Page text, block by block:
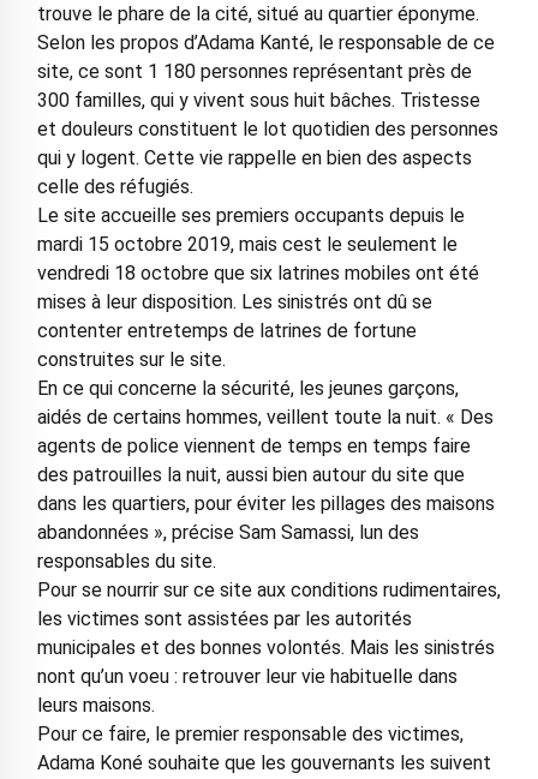
trouve le phare de la cité, situé au quartier éponyme.
Selon les propos d’Adama Kanté, le responsable de ce
site, ce sont 1 180 personnes représentant près de
300 familles, qui y vivent sous huit bâches. Tristesse
et douleurs constituent le lot quotidien des personnes
qui y logent. Cette vie rappelle en bien des aspects
celle des réfugiés.
Le site accueille ses premiers occupants depuis le
mardi 15 octobre 2019, mais cest le seulement le
vendredi 18 octobre que six latrines mobiles ont été
mises à leur disposition. Les sinistrés ont dû se
contenter entretemps de latrines de fortune
construites sur le site.
En ce qui concerne la sécurité, les jeunes garçons,
aidés de certains hommes, veillent toute la nuit. « Des
agents de police viennent de temps en temps faire
des patrouilles la nuit, aussi bien autour du site que
dans les quartiers, pour éviter les pillages des maisons
abandonnées », précise Sam Samassi, lun des
responsables du site.
Pour se nourrir sur ce site aux conditions rudimentaires,
les victimes sont assistées par les autorités
municipales et des bonnes volontés. Mais les sinistrés
nont qu’un voeu : retrouver leur vie habituelle dans
leurs maisons.
Pour ce faire, le premier responsable des victimes,
Adama Koné souhaite que les gouvernants les suivent